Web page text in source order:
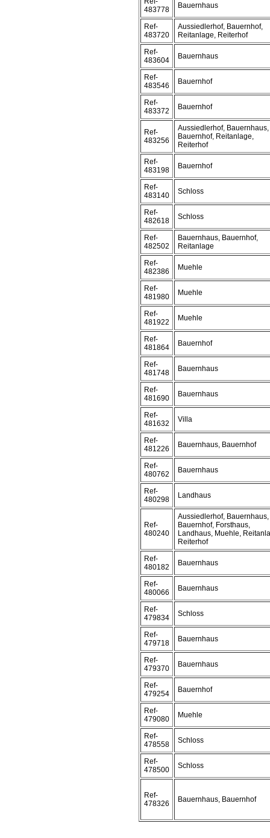
483778
Bauernhaus
Ref-
483720
Aussiedlerhof, Bauernhof,
Reitanlage, Reiterhof
Ref-
483604
Bauernhaus
Ref-
483546
Bauernhof
Ref-
483372
Bauernhof
Ref-
483256
Aussiedlerhof, Bauernhaus,
Bauernhof, Reitanlage,
Reiterhof
Ref-
483198
Bauernhof
Ref-
483140
Schloss
Ref-
482618
Schloss
Ref-
482502
Bauernhaus, Bauernhof,
Reitanlage
Ref-
482386
Muehle
Ref-
481980
Muehle
Ref-
481922
Muehle
Ref-
481864
Bauernhof
Ref-
481748
Bauernhaus
Ref-
481690
Bauernhaus
Ref-
481632
Villa
Ref-
481226
Bauernhaus, Bauernhof
Ref-
480762
Bauernhaus
Ref-
480298
Landhaus
Ref-
480240
Aussiedlerhof, Bauernhaus,
Bauernhof, Forsthaus,
Landhaus, Muehle,
Reiterhof
Ref-
480182
Bauernhaus
Ref-
480066
Bauernhaus
Ref-
479834
Schloss
Ref-
479718
Bauernhaus
Ref-
479370
Bauernhaus
Ref-
479254
Bauernhof
Ref-
479080
Muehle
Ref-
478558
Schloss
Ref-
478500
Schloss
Ref-
478326
Bauernhaus, Bauernhof